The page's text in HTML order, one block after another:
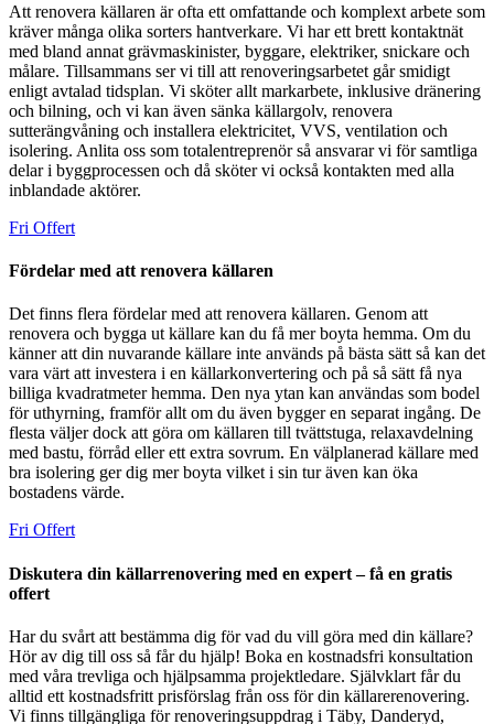
Att renovera källaren är ofta ett omfattande och komplext arbete som
kräver många olika sorters hantverkare. Vi har ett brett kontaktnät
med bland annat grävmaskinister, byggare, elektriker, snickare och
målare. Tillsammans ser vi till att renoveringsarbetet går smidigt
enligt avtalad tidsplan. Vi sköter allt markarbete, inklusive dränering
och bilning, och vi kan även sänka källargolv, renovera
sutterängvåning och installera elektricitet, VVS, ventilation och
isolering. Anlita oss som totalentreprenör så ansvarar vi för samtliga
delar i byggprocessen och då sköter vi också kontakten med alla
inblandade aktörer.
Fri Offert
Fördelar med att renovera källaren
Det finns flera fördelar med att renovera källaren. Genom att
renovera och bygga ut källare kan du få mer boyta hemma. Om du
känner att din nuvarande källare inte används på bästa sätt så kan det
vara värt att investera i en källarkonvertering och på så sätt få nya
billiga kvadratmeter hemma. Den nya ytan kan användas som bodel
för uthyrning, framför allt om du även bygger en separat ingång. De
flesta väljer dock att göra om källaren till tvättstuga, relaxavdelning
med bastu, förråd eller ett extra sovrum. En välplanerad källare med
bra isolering ger dig mer boyta vilket i sin tur även kan öka
bostadens värde.
Fri Offert
Diskutera din källarrenovering med en expert – få en gratis
offert
Har du svårt att bestämma dig för vad du vill göra med din källare?
Hör av dig till oss så får du hjälp! Boka en kostnadsfri konsultation
med våra trevliga och hjälpsamma projektledare. Självklart får du
alltid ett kostnadsfritt prisförslag från oss för din källarerenovering.
Vi finns tillgängliga för renoveringsuppdrag i Täby, Danderyd,